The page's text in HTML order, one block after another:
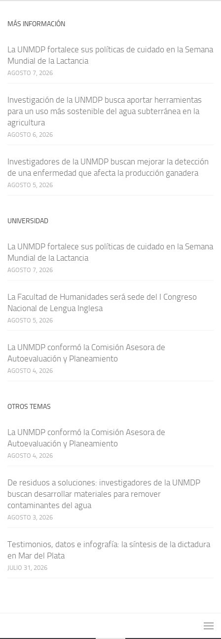
MÁS INFORMACIÓN
La UNMDP fortalece sus políticas de cuidado en la Semana
Mundial de la Lactancia
AGOSTO 7, 2026
Investigación de la UNMDP busca aportar herramientas
para un uso más sostenible del agua subterránea en la
agricultura
AGOSTO 6, 2026
Investigadores de la UNMDP buscan mejorar la detección
de una enfermedad que afecta la producción ganadera
AGOSTO 5, 2026
UNIVERSIDAD
La UNMDP fortalece sus políticas de cuidado en la Semana
Mundial de la Lactancia
AGOSTO 7, 2026
La Facultad de Humanidades será sede del I Congreso
Nacional de Lengua Inglesa
AGOSTO 5, 2026
La UNMDP conformó la Comisión Asesora de
Autoevaluación y Planeamiento
AGOSTO 4, 2026
OTROS TEMAS
La UNMDP conformó la Comisión Asesora de
Autoevaluación y Planeamiento
AGOSTO 4, 2026
De residuos a soluciones: investigadores de la UNMDP
buscan desarrollar materiales para remover
contaminantes del agua
AGOSTO 3, 2026
Testimonios, datos e infografía: la síntesis de la dictadura
en Mar del Plata
JULIO 31, 2026